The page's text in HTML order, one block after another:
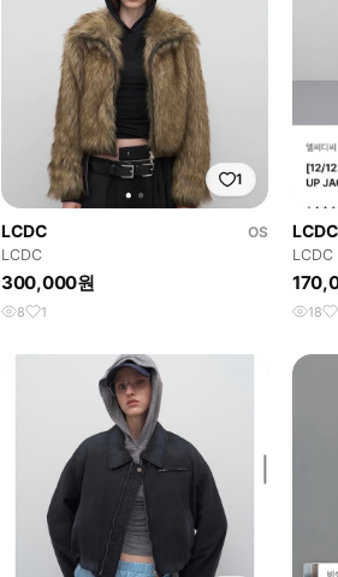
1
LCDC
OS
LCDC
300,000원
8 1
LCDC
LCDC
18